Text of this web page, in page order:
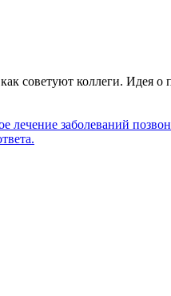
советуют коллеги. Идея
лечение заболеваний